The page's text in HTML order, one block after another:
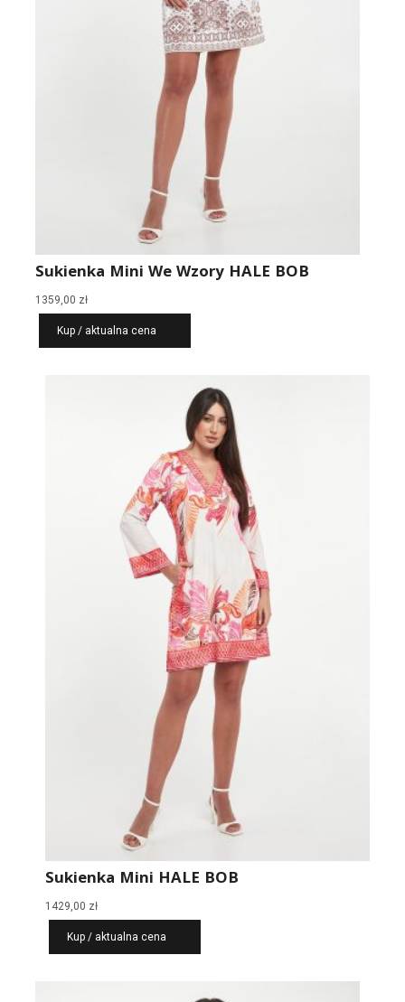
Sukienka Mini We Wzory HALE BOB
1359,00 zł
Kup / aktualna cena
Sukienka Mini HALE BOB
1429,00 zł
Kup / aktualna cena